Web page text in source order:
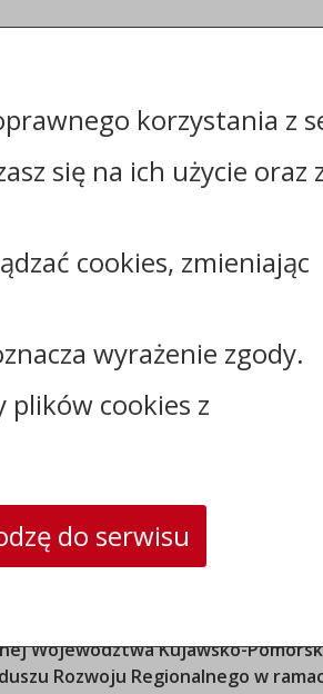
SkrytkaESP
NIP:
REGON:
Województwa Kujawsko-
Rozwoju Regionalnego w
korzystania z
się na ich użycie oraz
cookies, zmieniając
wyrażenie zgody.
plików cookies z
do serwisu